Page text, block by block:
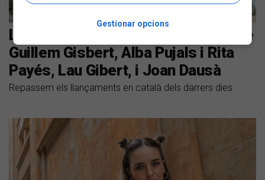
Les noves cançons en català són de
Guillem Gisbert, Alba Pujals i Rita
Payés, Lau Gibert, i Joan Dausà
Repassem els llançaments en català dels darrers dies
Gestionar opcions